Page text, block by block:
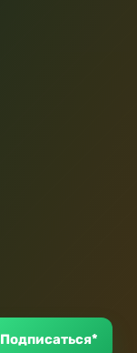
Подписаться*